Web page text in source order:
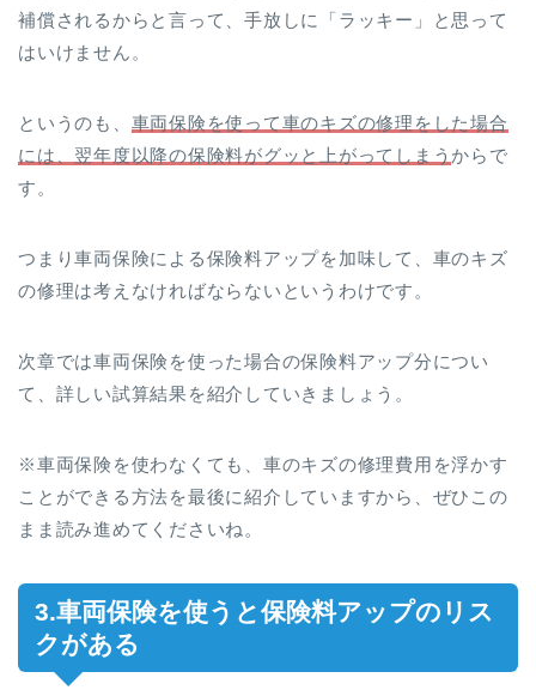
補償されるからと言って、手放しに「ラッキー」と思って
はいけません。
というのも、 車両保険を使って車のキズの修理をした場合
には、翌年度以降の保険料がグッと上がってしまう からで
す。
つまり車両保険による保険料アップを加味して、車のキズ
の修理は考えなければならないというわけです。
次章では車両保険を使った場合の保険料アップ分につい
て、詳しい試算結果を紹介していきましょう。
※車両保険を使わなくても、車のキズの修理費用を浮かす
ことができる方法を最後に紹介していますから、ぜひこの
まま読み進めてくださいね。
3.車両保険を使うと保険料アップのリス
クがある